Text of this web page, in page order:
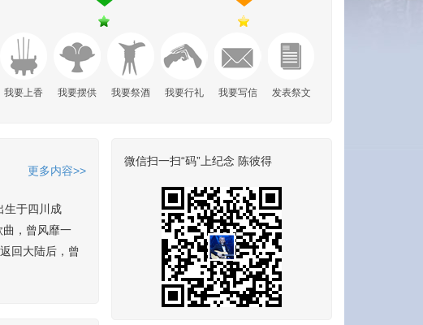
我要上香 我要摆供 我要祭酒 我要行礼 我要写信 发表祭文
更多内容>>
生于四川成
，曾风靡一
回大陆后，曾
微信扫一扫“码”上纪念 陈彼得